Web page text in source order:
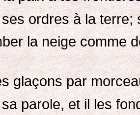
ordres à la terre;
la neige comme
glaçons par
parole, et il les